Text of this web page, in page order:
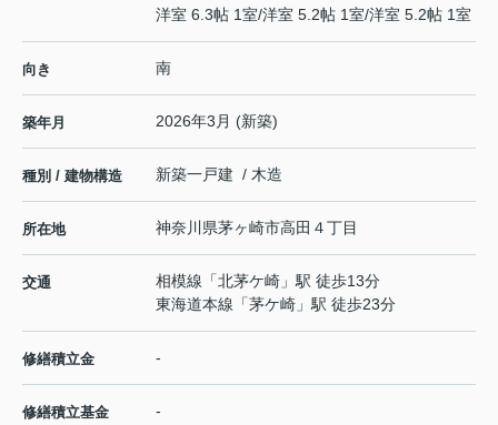
洋室 6.3帖 1室/洋室 5.2帖 1室/洋室 5.2帖 1室
向き 南
築年月 2026年3月 (新築)
種別 / 建物構造 新築一戸建 / 木造
所在地 神奈川県茅ヶ崎市高田 ４丁目
交通 相模線 「北茅ケ崎 」駅 徒歩13分
東海道本線 「茅ケ崎 」駅 徒歩23分
修繕積立金 -
修繕積立基金 -